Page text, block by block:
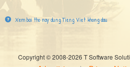
Xem bai tho nay dung Tieng Viet khong dau
Copyright © 2008-2026 T Software